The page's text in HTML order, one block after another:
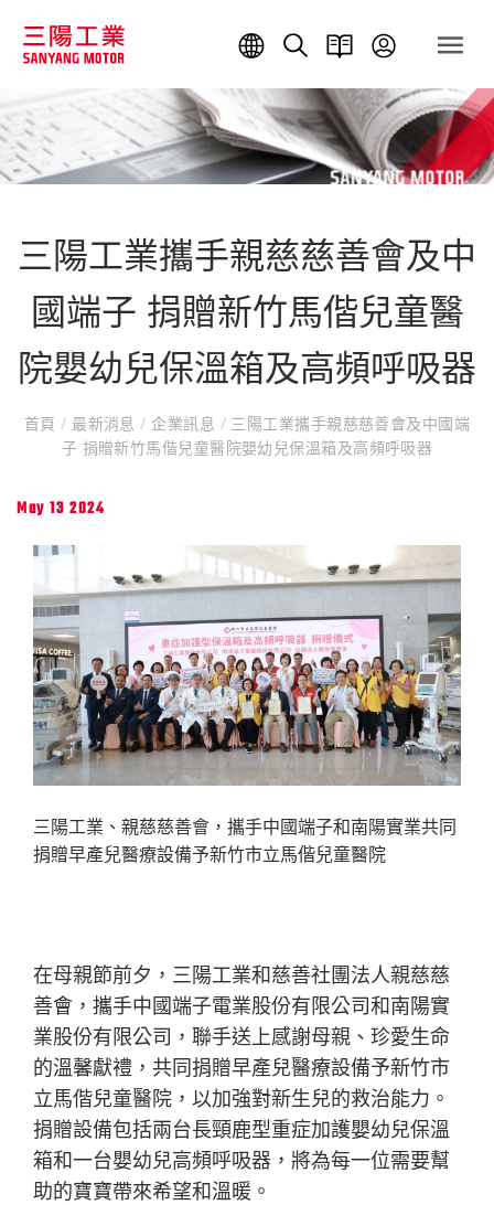
三陽工業攜手親慈慈善會及中
國端子 捐贈新竹馬偕兒童醫
院嬰幼兒保溫箱及高頻呼吸器
首頁 / 最新消息 / 企業訊息 /三陽工業攜手親慈慈善會及中國端
子 捐贈新竹馬偕兒童醫院嬰幼兒保溫箱及高頻呼吸器
May 13 2024
三陽工業、親慈慈善會，攜手中國端子和南陽實業共同
捐贈早產兒醫療設備予新竹市立馬偕兒童醫院
在母親節前夕，三陽工業和慈善社團法人親慈慈
善會，攜手中國端子電業股份有限公司和南陽實
業股份有限公司，聯手送上感謝母親、珍愛生命
的溫馨獻禮，共同捐贈早產兒醫療設備予新竹市
立馬偕兒童醫院，以加強對新生兒的救治能力。
捐贈設備包括兩台長頸鹿型重症加護嬰幼兒保溫
箱和一台嬰幼兒高頻呼吸器，將為每一位需要幫
助的寶寶帶來希望和溫暖。